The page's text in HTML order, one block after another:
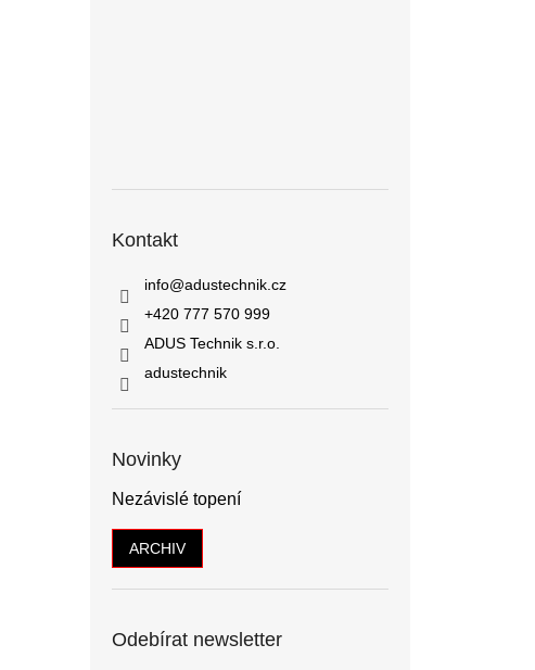
Kontakt
info@adustechnik.cz
+420 777 570 999
ADUS Technik s.r.o.
adustechnik
Novinky
Nezávislé topení
ARCHIV
Odebírat newsletter